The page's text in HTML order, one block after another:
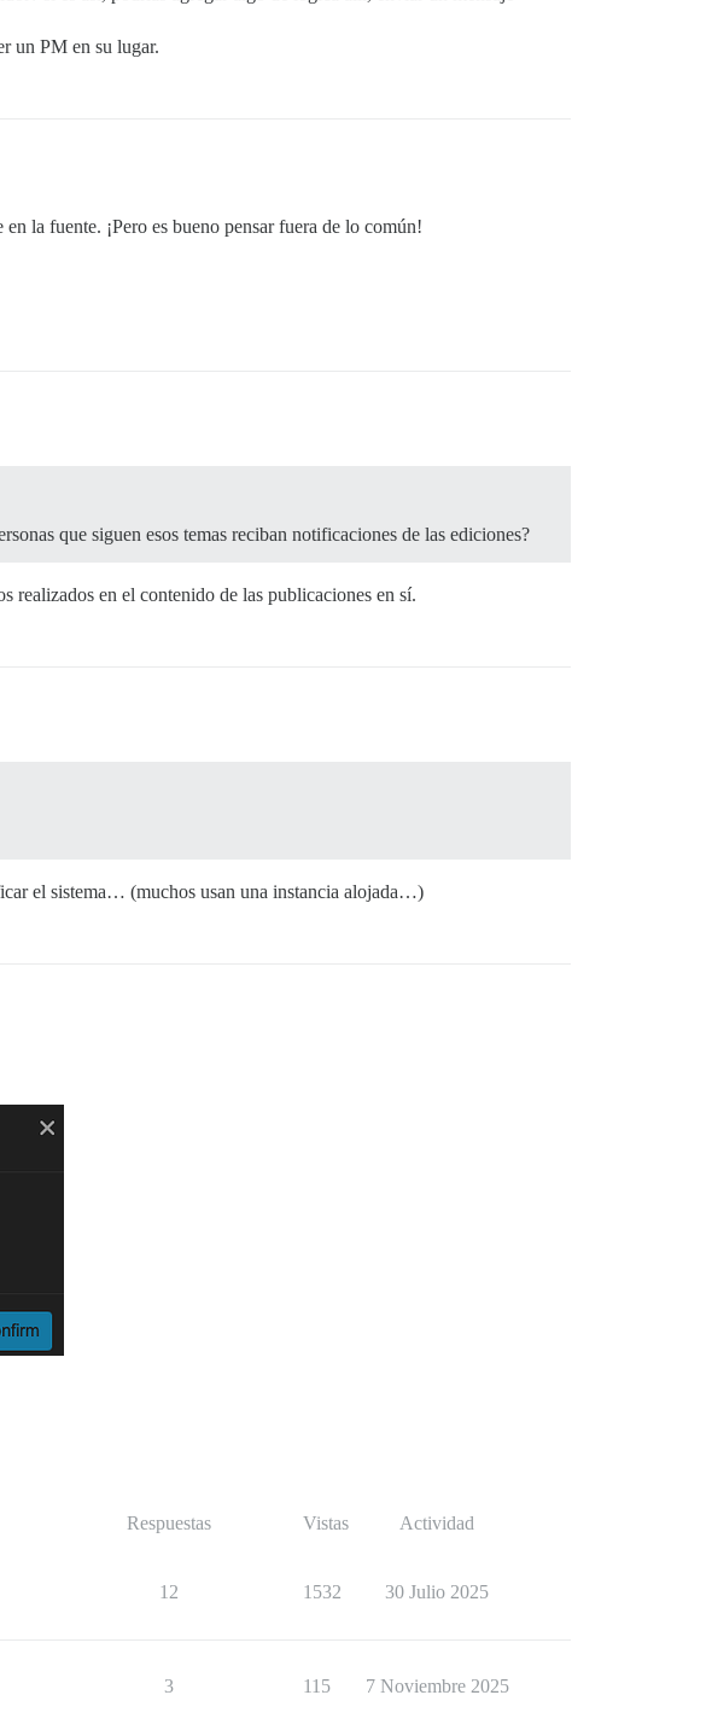
un PM en su lugar.
la fuente. ¡Pero es bueno pensar fuera de lo común!
que siguen esos temas reciban notificaciones de las ediciones?
realizados en el contenido de las publicaciones en sí.
el sistema… (muchos usan una instancia alojada…)
Respuestas Vistas Actividad
12 1532 30 Julio 2025
3 115 7 Noviembre 2025